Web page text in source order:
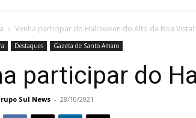
Venha participar do Halloween do Alto da Boa
Destaques Gazeta de Santo Amaro
participar do
Sul News - 28/10/2021